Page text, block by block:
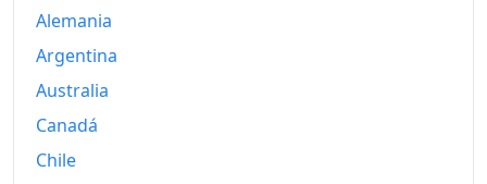
Alemania
Argentina
Australia
Canadá
Chile